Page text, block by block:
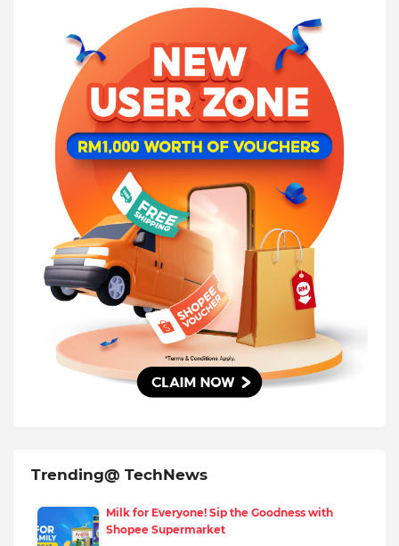
Trending@ TechNews
Milk for Everyone! Sip the Goodness with
Shopee Supermarket